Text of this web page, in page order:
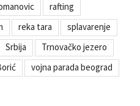
rafting
reka tara
splavarenje
Srbija
Trnovačko jezero
vojna parada beograd